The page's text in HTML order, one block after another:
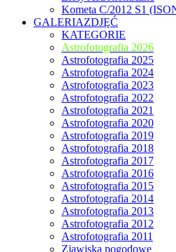
Kometa C/2012 S1
GALERIAZDJĘĆ
KATEGORIE
Astrofotografia 2026
Astrofotografia 2025
Astrofotografia 2024
Astrofotografia 2023
Astrofotografia 2022
Astrofotografia 2021
Astrofotografia 2020
Astrofotografia 2019
Astrofotografia 2018
Astrofotografia 2017
Astrofotografia 2016
Astrofotografia 2015
Astrofotografia 2014
Astrofotografia 2013
Astrofotografia 2012
Astrofotografia 2011
Zjawiska pogodowe